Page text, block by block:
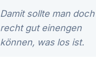
Damit sollte man doch
recht gut einengen
können, was los ist.